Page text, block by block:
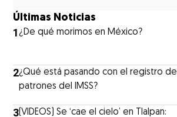
Últimas Noticias
1¿De qué morimos en México?
2¿Qué está pasando con el registro de
patrones del IMSS?
3 (VIDEOS) Se ‘cae el cielo’ en Tlalpan: